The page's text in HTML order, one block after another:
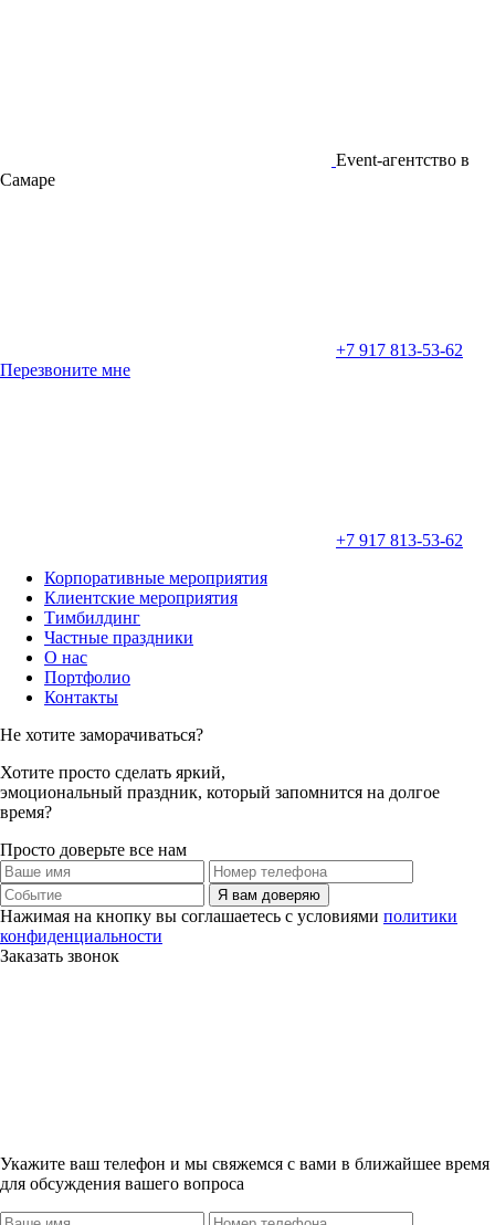
Event-агентство в
Самаре
+7 917 813-53-62
Перезвоните мне
+7 917 813-53-62
Корпоративные мероприятия
Клиентские мероприятия
Тимбилдинг
Частные праздники
О нас
Портфолио
Контакты
Не хотите заморачиваться?
Хотите просто сделать яркий,
эмоциональный праздник, который запомнится на долгое
время?
Просто доверьте все нам
Я вам доверяю
Нажимая на кнопку вы соглашаетесь с условиями политики
конфиденциальности
Заказать звонок
Укажите ваш телефон и мы свяжемся с вами в ближайшее время
для обсуждения вашего вопроса